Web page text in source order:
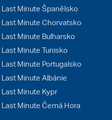
Last Minute Španělsko
Last Minute Chorvatsko
Last Minute Bulharsko
Last Minute Tunisko
Last Minute Portugalsko
Last Minute Albánie
Last Minute Kypr
Last Minute Černá Hora